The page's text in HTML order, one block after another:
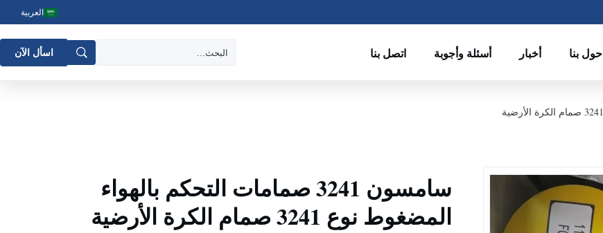
العربية
حول بنا أخبار أسئلة وأجوبة اتصل بنا اسأل الآن
سامسون 3241 صمامات التحكم بالهواء
المضغوط نوع 3241 صمام الكرة الأرضية